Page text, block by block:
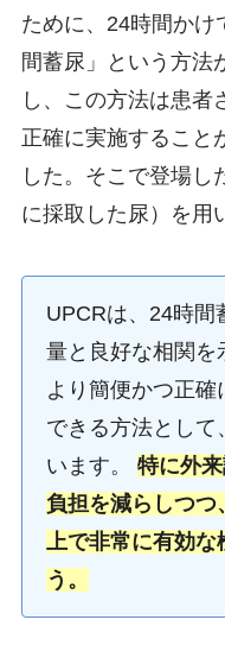
ために、24時間かけ
間蓄尿」という方法
し、この方法は患者
正確に実施すること
した。そこで登場し
に採取した尿）を用
UPCRは、24時間
量と良好な相関を
より簡便かつ正
できる方法として
います。 特に外
負担を減らしつつ
上で非常に有効な
う。